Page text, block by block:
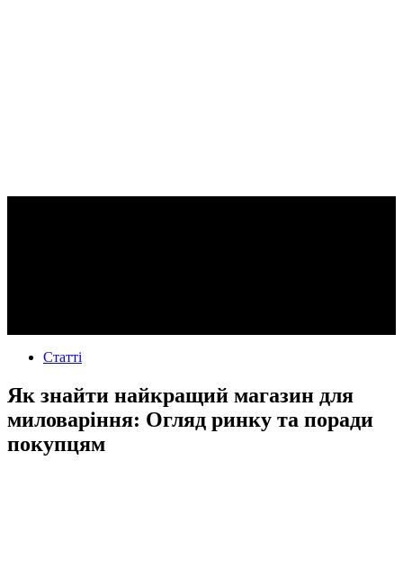
Статті
Як знайти найкращий магазин для
миловаріння: Огляд ринку та поради
покупцям